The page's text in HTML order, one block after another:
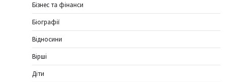
Бізнес та фінанси
Біографії
Відносини
Вірші
Діти